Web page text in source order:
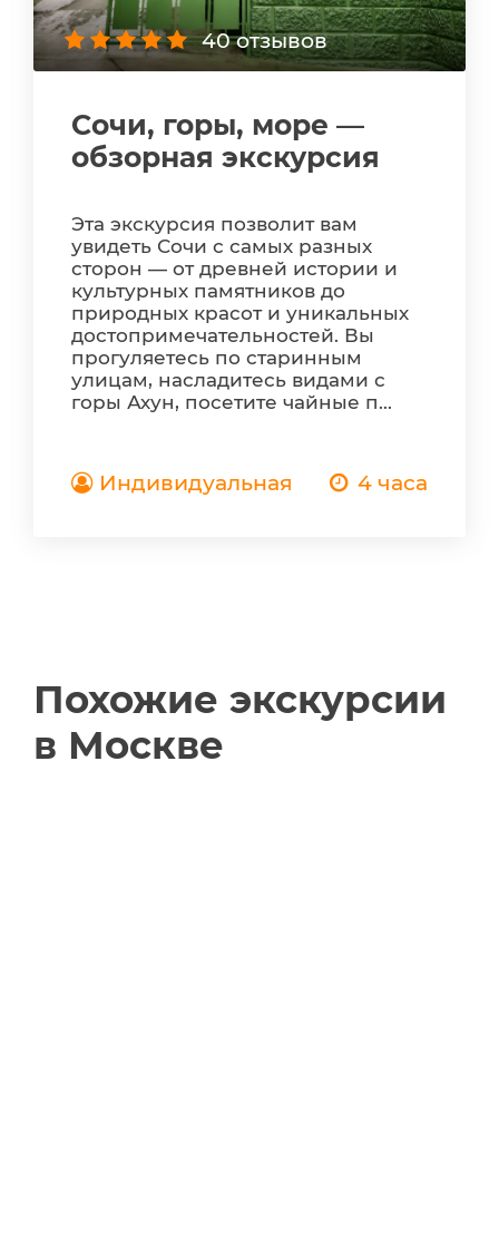
40 отзывов
Сочи, горы, море —
обзорная экскурсия
Эта экскурсия позволит вам
увидеть Сочи с самых разных
сторон — от древней истории и
культурных памятников до
природных красот и уникальных
достопримечательностей. Вы
прогуляетесь по старинным
улицам, насладитесь видами с
горы Ахун, посетите чайные п...
Индивидуальная 4 часа
Похожие экскурсии
в Москве